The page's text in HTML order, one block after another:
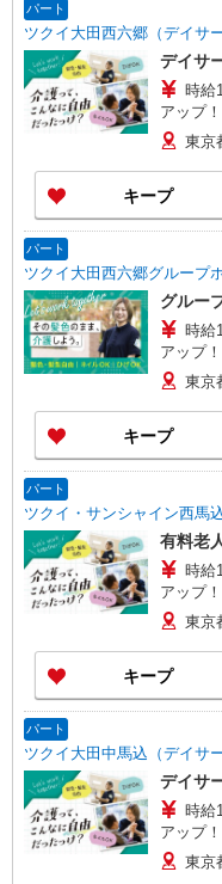
パート
ツクイ大田西六郷（デイサー
デイサ
時給
アップ
給与幅
東京
キープ
パート
ツクイ大田西六郷グループ
グルー
時給
アップ
手当
る
東京
キープ
パート
ツクイ・サンシャイン西馬
有料老
時給
アップ
当:120
東京
キープ
パート
ツクイ大田中馬込（デイサー
デイサ
時給
アップ
給与幅
東京